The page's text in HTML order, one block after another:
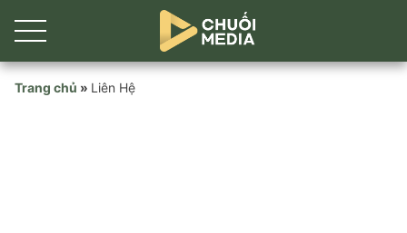
Skip
Trang chủ » Liên Hệ